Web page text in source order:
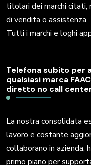
titolari dei marchi
di vendita o assistenza.
Tutti i marchi e loghi
Telefona subito per
qualsiasi marca
diretto no call
La nostra consolidata
lavoro e costante
collaborano in azienda,
primo piano per